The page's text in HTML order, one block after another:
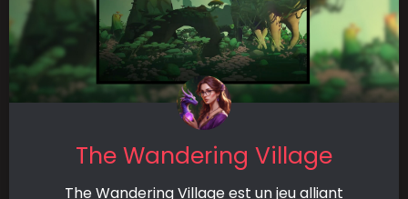
The Wandering Village
The Wandering Village est un jeu alliant